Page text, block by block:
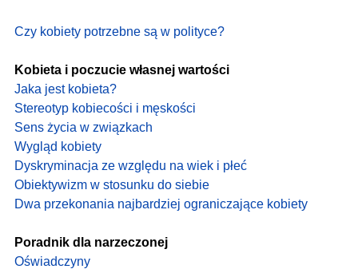
Czy kobiety potrzebne są w polityce?
Kobieta i poczucie własnej wartości
Jaka jest kobieta?
Stereotyp kobiecości i męskości
Sens życia w związkach
Wygląd kobiety
Dyskryminacja ze względu na wiek i płeć
Obiektywizm w stosunku do siebie
Dwa przekonania najbardziej ograniczające kobiety
Poradnik dla narzeczonej
Oświadczyny